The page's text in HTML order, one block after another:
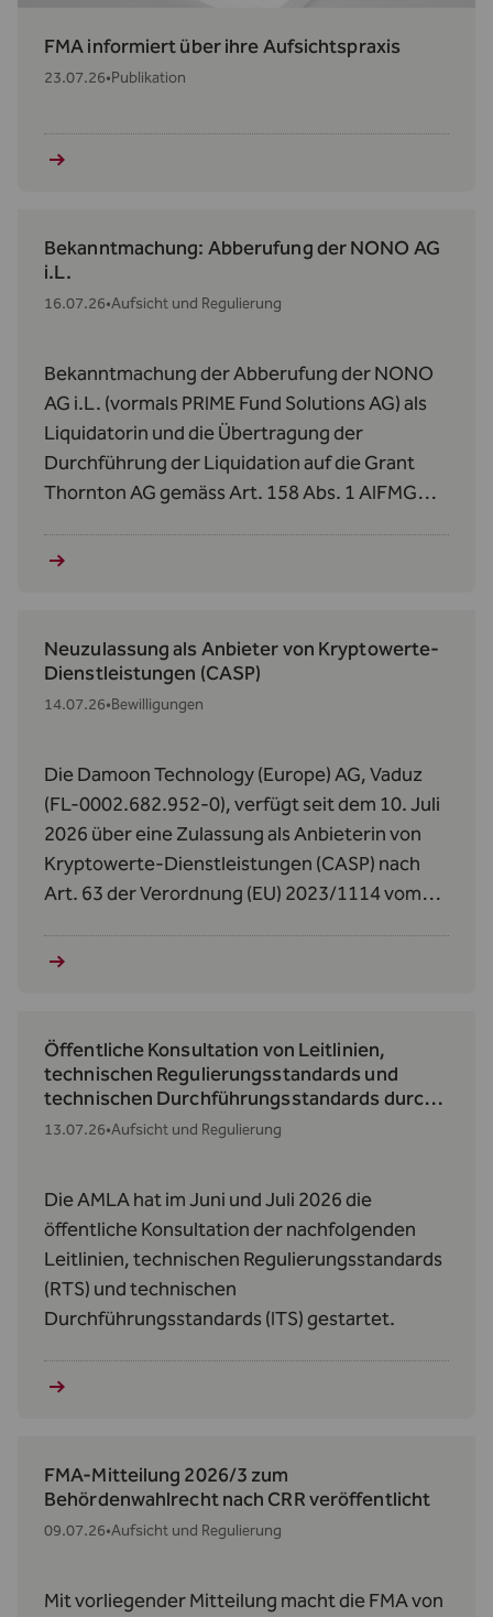
FMA informiert über ihre Aufsichtspraxis
23.07.26•Publikation
Bekanntmachung: Abberufung der NONO AG
i.L.
16.07.26•Aufsicht und Regulierung
Bekanntmachung der Abberufung der NONO
AG i.L. (vormals PRIME Fund Solutions AG) als
Liquidatorin und die Übertragung der
Durchführung der Liquidation auf die Grant
Thornton AG gemäss Art. 158 Abs. 1 AIFMG
Real Estate Efficiency Fund II.
Neuzulassung als Anbieter von Kryptowerte-
Dienstleistungen (CASP)
14.07.26•Bewilligungen
Die Damoon Technology (Europe) AG, Vaduz
(FL-0002.682.952-0), verfügt seit dem 10. Juli
2026 über eine Zulassung als Anbieterin von
Kryptowerte‑Dienstleistungen (CASP) nach
Art. 63 der Verordnung (EU) 2023/1114 vom
(MiCAR).
Öffentliche Konsultation von Leitlinien,
technischen Regulierungsstandards und
technischen Durchführungsstandards durch
die AMLA
13.07.26•Aufsicht und Regulierung
Die AMLA hat im Juni und Juli 2026 die
öffentliche Konsultation der nachfolgenden
Leitlinien, technischen Regulierungsstandards
(RTS) und technischen
Durchführungsstandards (ITS) gestartet.
FMA-Mitteilung 2026/3 zum
Behördenwahlrecht nach CRR veröffentlicht
09.07.26•Aufsicht und Regulierung
Mit vorliegender Mitteilung macht die FMA von